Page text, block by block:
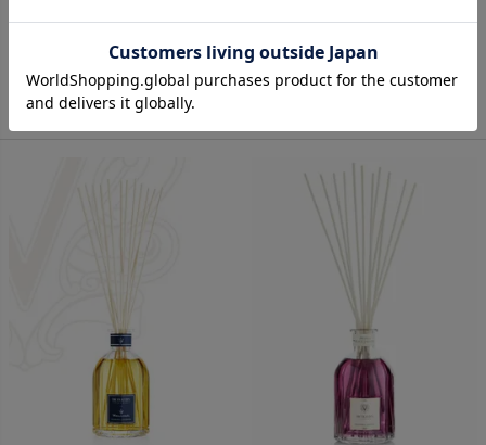
取り寄せ可能
66,000
カートに入れる
NEW 取り寄せ可能
¥66,000
カートに入れる